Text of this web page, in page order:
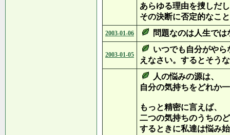
あらゆる理由を捜しだ
その決断に否定的なこ
2003-01-06 問題なのは人生で
2003-01-05
いつでも自分がや
えなさい。するとそう
人の悩みの源は、
自分の気持ちをどれか
もっと精密に言えば、
二つの気持ちのうちの
するときに私達は悩み